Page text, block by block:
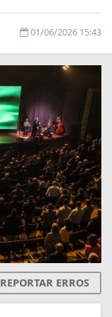
01/06/2026 15:43
REPORTAR ERROS